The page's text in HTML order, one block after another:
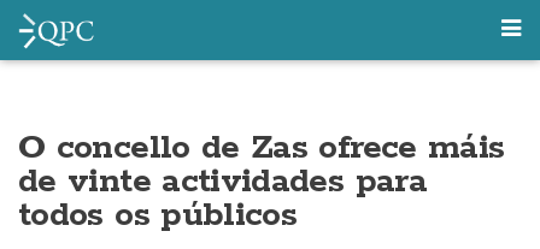
O concello de Zas ofrece máis
de vinte actividades para
todos os públicos